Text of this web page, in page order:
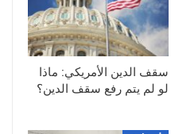
سقف الدين الأمريكي: ماذا
لو لم يتم رفع سقف الدين؟